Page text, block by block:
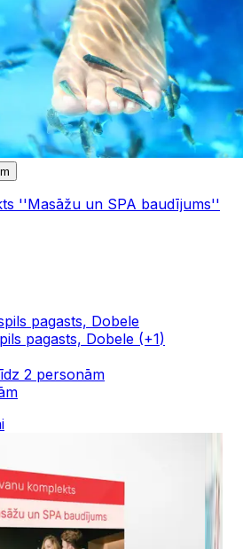
''Masāžu un SPA baudījums''
pagasts, Dobele
pagasts, Dobele (+1)
2 personām